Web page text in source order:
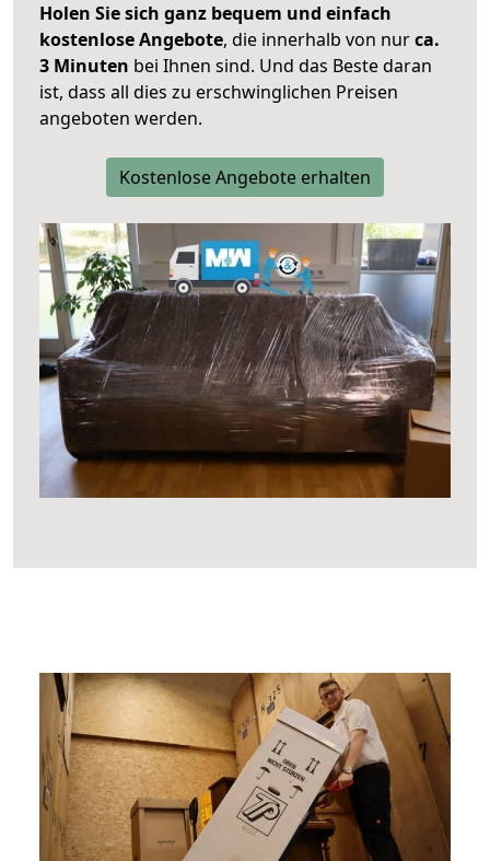
Holen Sie sich ganz bequem und einfach
kostenlose Angebote, die innerhalb von nurca.
3 Minuten bei Ihnen sind. Und das Beste daran
ist, dass all dies zu erschwinglichen Preisen
angeboten werden.
Kostenlose Angebote erhalten